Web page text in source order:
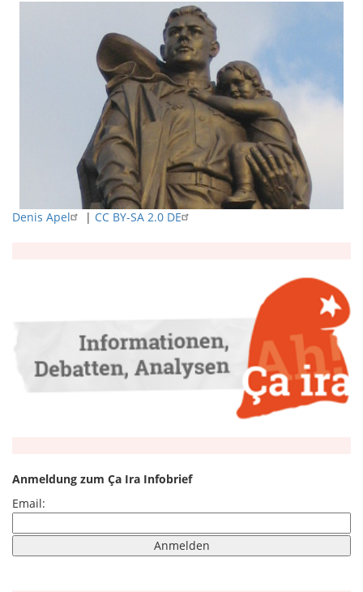
Denis Apel | CC BY-SA 2.0 DE
Anmeldung zum Ça Ira Infobrief
Email: